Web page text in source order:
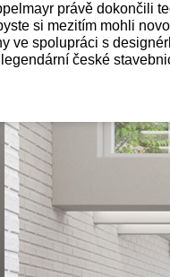
právě dokončili
si mezitím mohli
ve spolupráci s
české